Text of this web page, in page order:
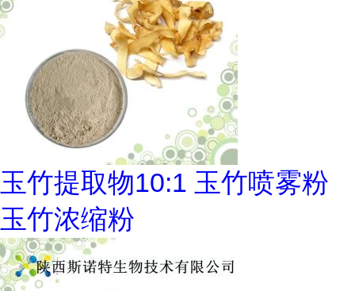
玉竹提取物10:1 玉竹喷雾粉
玉竹浓缩粉